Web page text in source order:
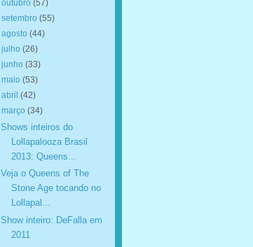
outubro (57)
setembro (55)
agosto (44)
julho (26)
junho (33)
maio (53)
abril (42)
março (34)
Shows inteiros do
Lollapalooza Brasil
2013: Queens...
Veja o Queens of The
Stone Age tocando no
Lollapal...
Show inteiro: DeFalla em
2011